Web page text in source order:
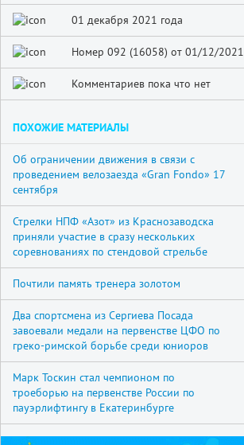
01 декабря 2021 года
Номер 092 (16058) от 01/12/2021
Комментариев пока что нет
ПОХОЖИЕ МАТЕРИАЛЫ
Об ограничении движения в связи с
проведением велозаезда «Gran Fondo» 17
сентября
Стрелки НПФ «Азот» из Краснозаводска
приняли участие в сразу нескольких
соревнованиях по стендовой стрельбе
Почтили память тренера золотом
Два спортсмена из Сергиева Посада
завоевали медали на первенстве ЦФО по
греко-римской борьбе среди юниоров
Марк Тоскин стал чемпионом по
троеборью на первенстве России по
пауэрлифтингу в Екатеринбурге